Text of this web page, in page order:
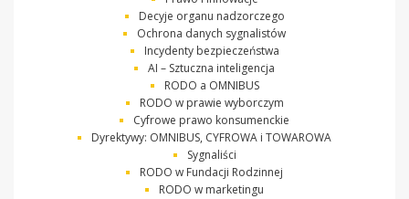
Decyje organu nadzorczego
Ochrona danych sygnalistów
Incydenty bezpieczeństwa
AI – Sztuczna inteligencja
RODO a OMNIBUS
RODO w prawie wyborczym
Cyfrowe prawo konsumenckie
Dyrektywy: OMNIBUS, CYFROWA i TOWAROWA
Sygnaliści
RODO w Fundacji Rodzinnej
RODO w marketingu